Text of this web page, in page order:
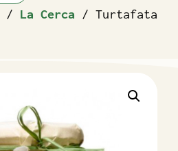
/ La Cerca / Turtafata